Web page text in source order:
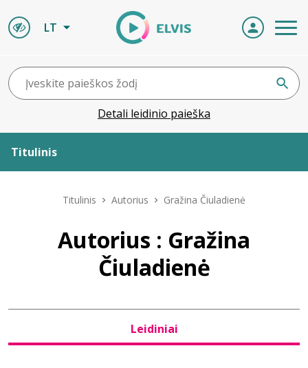
LT
Detali leidinio paieška
Titulinis
Naujienos
Bibliotekoms
Titulinis Autorius Gražina Čiuladienė
Autorius : Gražina
Čiuladienė
Leidiniai